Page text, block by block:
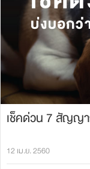
เช็คด่วน 7 สัญญ
12 เม.ย. 2560